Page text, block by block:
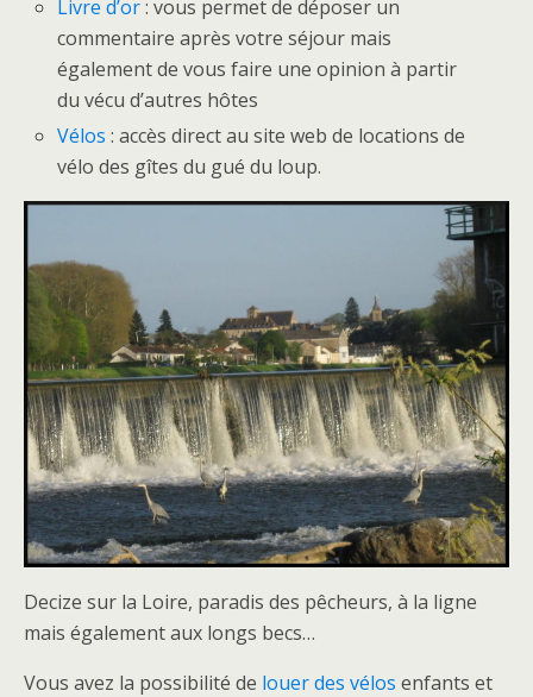
Livre d’or: vous permet de déposer un
commentaire après votre séjour mais
également de vous faire une opinion à partir
du vécu d’autres hôtes
Vélos : accès direct au site web de locations de
vélo des gîtes du gué du loup.
Decize sur la Loire, paradis des pêcheurs, à la ligne
mais également aux longs becs…
Vous avez la possibilité de louer des vélos enfants et